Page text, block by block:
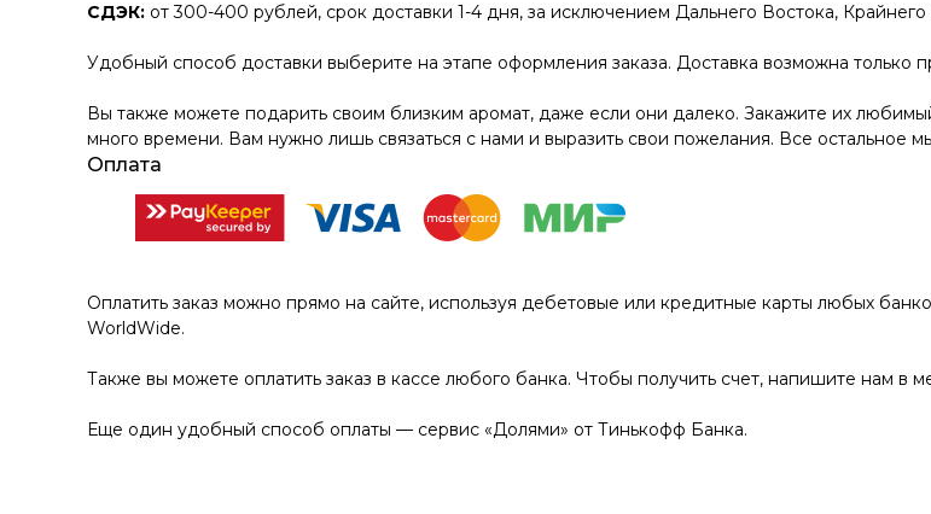
СДЭК: от 300-400 рублей, срок доставки 1-4 дня, за исключением Дальнего Востока,
Удобный способ доставки выберите на этапе оформления заказа. Доставка возможна только
Вы также можете подарить своим близким аромат, даже если они далеко. Закажите их
много времени. Вам нужно лишь связаться с нами и выразить свои пожелания. Все остальное
Оплата
Оплатить заказ можно прямо на сайте, используя дебетовые или кредитные карты любых
WorldWide.
Также вы можете оплатить заказ в кассе любого банка. Чтобы получить счет, напишите нам в
Еще один удобный способ оплаты — сервис «Долями» от Тинькофф Банка.